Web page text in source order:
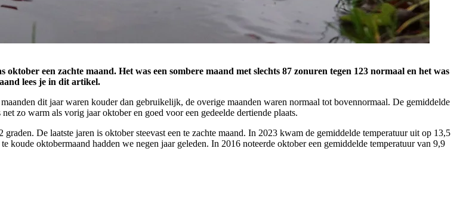
een zachte maand. Het was een sombere maand met slechts 87 zonuren tegen 123 normaal en het was
lees je in dit artikel.
dit jaar waren kouder dan gebruikelijk, de overige maanden waren normaal tot bovennormaal. De gemiddelde
zo warm als vorig jaar oktober en goed voor een gedeelde dertiende plaats.
De laatste jaren is oktober steevast een te zachte maand. In 2023 kwam de gemiddelde temperatuur uit op 13,5
koude oktobermaand hadden we negen jaar geleden. In 2016 noteerde oktober een gemiddelde temperatuur van 9,9